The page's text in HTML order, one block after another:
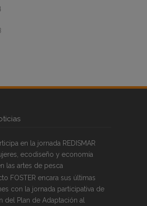
en la jornada REDISMAR
ecodiseño y economía
las artes de pesca
FOSTER encara sus últimas
con la jornada participativa de
del Plan de Adaptación al